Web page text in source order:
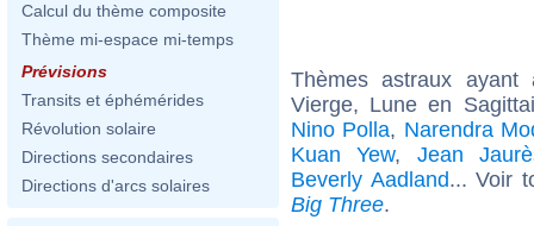
Calcul du thème composite
Thème mi-espace mi-temps
Prévisions
Transits et éphémérides
Révolution solaire
Directions secondaires
Directions d'arcs solaires
Thèmes astraux
Vierge, Lune en
Nino Polla, Narendra
Kuan Yew, Jean
Beverly Aadland... Voir
Big Three.